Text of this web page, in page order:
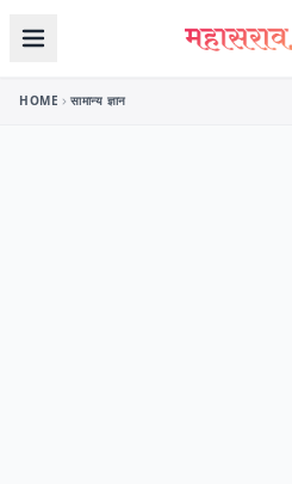
Skip to content
HOME सामान्य ज्ञान